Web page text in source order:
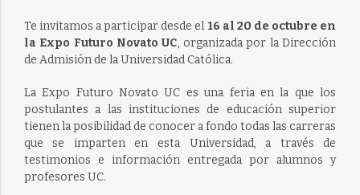
Te invitamos a participar desde el 16 al 20 de octubre en
la Expo Futuro Novato UC, organizada por la Dirección
de Admisión de la Universidad Católica.
La Expo Futuro Novato UC es una feria en la que los
postulantes a las instituciones de educación superior
tienen la posibilidad de conocer a fondo todas las carreras
que se imparten en esta Universidad, a través de
testimonios e información entregada por alumnos y
profesores UC.